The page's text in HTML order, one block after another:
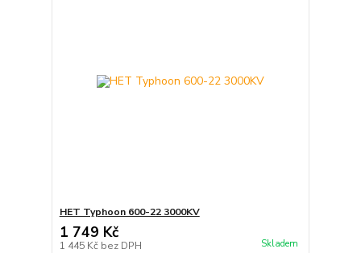
HET Typhoon 600-22 3000KV
1 749 Kč
1 445 Kč bez DPH Skladem